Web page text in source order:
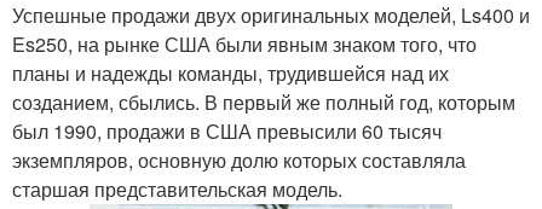
Успешные продажи двух оригинальных моделей, Ls400 и
Es250, на рынке США были явным знаком того, что
планы и надежды команды, трудившейся над их
созданием, сбылись. В первый же полный год, которым
был 1990, продажи в США превысили 60 тысяч
экземпляров, основную долю которых составляла
старшая представительская модель.